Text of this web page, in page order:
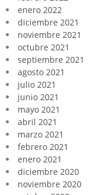
enero 2022
diciembre 2021
noviembre 2021
octubre 2021
septiembre 2021
agosto 2021
julio 2021
junio 2021
mayo 2021
abril 2021
marzo 2021
febrero 2021
enero 2021
diciembre 2020
noviembre 2020